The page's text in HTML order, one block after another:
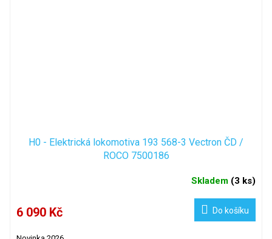
H0 - Elektrická lokomotiva 193 568-3 Vectron ČD /
ROCO 7500186
Skladem (3 ks)
6 090 Kč Do košíku